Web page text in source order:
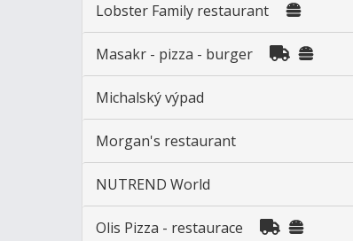
Lobster Family restaurant
Masakr - pizza - burger
Michalský výpad
Morgan's restaurant
NUTREND World
Olis Pizza - restaurace